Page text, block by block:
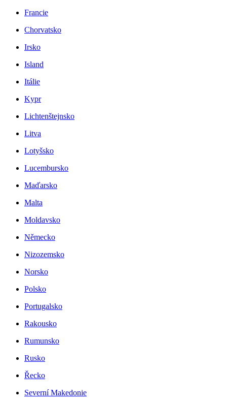
Francie
Chorvatsko
Irsko
Island
Itálie
Kypr
Lichtenštejnsko
Litva
Lotyšsko
Lucembursko
Maďarsko
Malta
Moldavsko
Německo
Nizozemsko
Norsko
Polsko
Portugalsko
Rakousko
Rumunsko
Rusko
Řecko
Severní Makedonie